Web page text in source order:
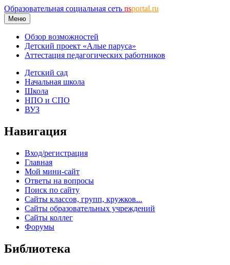
Образовательная социальная сеть nsportal.ru
Меню
Обзор возможностей
Детский проект «Алые паруса»
Аттестация педагогических работников
Детский сад
Начальная школа
Школа
НПО и СПО
ВУЗ
Навигация
Вход/регистрация
Главная
Мой мини-сайт
Ответы на вопросы
Поиск по сайту
Сайты классов, групп, кружков...
Сайты образовательных учреждений
Сайты коллег
Форумы
Библиотека